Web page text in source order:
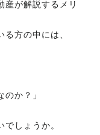
産が解説するメリ
方の中には、
のか？」
しょうか。